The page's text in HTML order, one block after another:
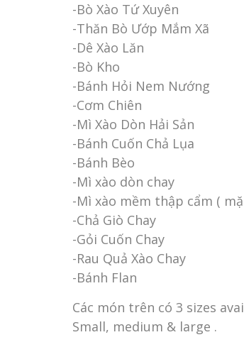
-Bò Xào Tứ Xuyên
-Thăn Bò Ướp Mắm Xã
-Dê Xào Lăn
-Bò Kho
-Bánh Hỏi Nem Nướng
-Cơm Chiên
-Mì Xào Dòn Hải Sản
-Bánh Cuốn Chả Lụa
-Bánh Bèo
-Mì xào dòn chay
-Mì xào mềm thập cẩm (
-Chả Giò Chay
-Gỏi Cuốn Chay
-Rau Quả Xào Chay
-Bánh Flan
Các món trên có 3 sizes
Small, medium & large .